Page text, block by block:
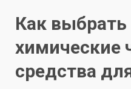
Как
химические
средства